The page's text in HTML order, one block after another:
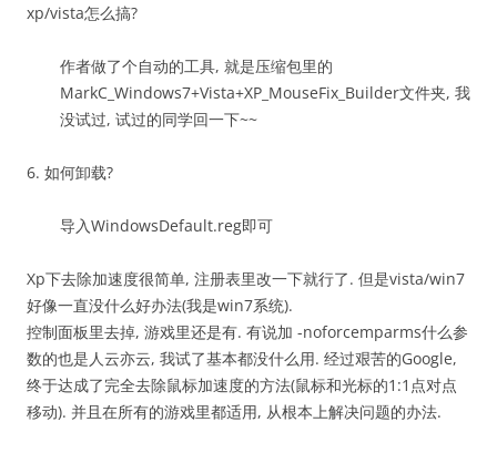
xp/vista怎么搞?
作者做了个自动的工具, 就是压缩包里的
MarkC_Windows7+Vista+XP_MouseFix_Builder文件夹, 我
没试过, 试过的同学回一下~~
6. 如何卸载?
导入WindowsDefault.reg即可
Xp下去除加速度很简单, 注册表里改一下就行了. 但是vista/win7
好像一直没什么好办法(我是win7系统).
控制面板里去掉, 游戏里还是有. 有说加 -noforcemparms什么参
数的也是人云亦云, 我试了基本都没什么用. 经过艰苦的Google,
终于达成了完全去除鼠标加速度的方法(鼠标和光标的1:1点对点
移动). 并且在所有的游戏里都适用, 从根本上解决问题的办法.